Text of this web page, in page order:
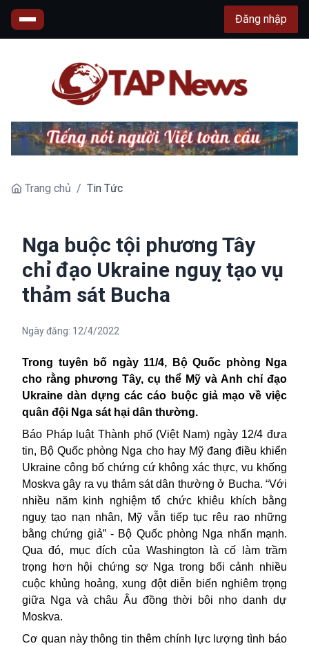
Đăng nhập
Trang chủ / Tin Tức
Nga buộc tội phương Tây
chỉ đạo Ukraine nguỵ tạo vụ
thảm sát Bucha
Ngày đăng: 12/4/2022
Trong tuyên bố ngày 11/4, Bộ Quốc phòng Nga
cho rằng phương Tây, cụ thể Mỹ và Anh chỉ đạo
Ukraine dàn dựng các cáo buộc giả mạo về việc
quân đội Nga sát hại dân thường.
Báo Pháp luật Thành phố (Việt Nam) ngày 12/4 đưa
tin, Bộ Quốc phòng Nga cho hay Mỹ đang điều khiển
Ukraine công bố chứng cứ không xác thực, vu khống
Moskva gây ra vụ thảm sát dân thường ở Bucha. “Với
nhiều năm kinh nghiệm tổ chức khiêu khích bằng
nguỵ tạo nạn nhân, Mỹ vẫn tiếp tục rêu rao những
bằng chứng giả” - Bộ Quốc phòng Nga nhấn mạnh.
Qua đó, mục đích của Washington là cố làm trầm
trọng hơn hội chứng sợ Nga trong bối cảnh nhiều
cuộc khủng hoảng, xung đột diễn biến nghiêm trọng
giữa Nga và châu Âu đồng thời bôi nhọ danh dự
Moskva.
Cơ quan này thông tin thêm chính lực lượng tình báo